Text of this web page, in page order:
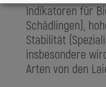
Indikatoren für
Schädlingen),
Stabilität
insbesondere
Arten von den